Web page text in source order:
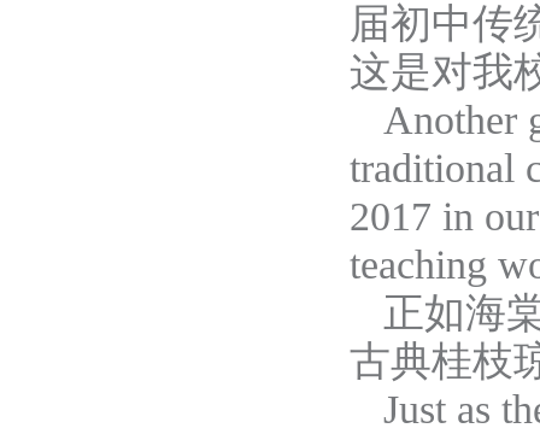
届初中传
这是对我
Another
traditional
2017 in
teaching
正如海
古典桂枝
Just as